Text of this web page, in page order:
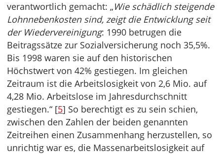
verantwortlich gemacht: „Wie schädlich steigende
Lohnnebenkosten sind, zeigt die Entwicklung seit
der Wiedervereinigung: 1990 betrugen die
Beitragssätze zur Sozialversicherung noch 35,5%.
Bis 1998 waren sie auf den historischen
Höchstwert von 42% gestiegen. Im gleichen
Zeitraum ist die Arbeitslosigkeit von 2,6 Mio. auf
4,28 Mio. Arbeitslose im Jahresdurchschnitt
gestiegen.“ [5] So berechtigt es zu sein schien,
zwischen den Zahlen der beiden genannten
Zeitreihen einen Zusammenhang herzustellen, so
unrichtig war es, die Massenarbeitslosigkeit auf